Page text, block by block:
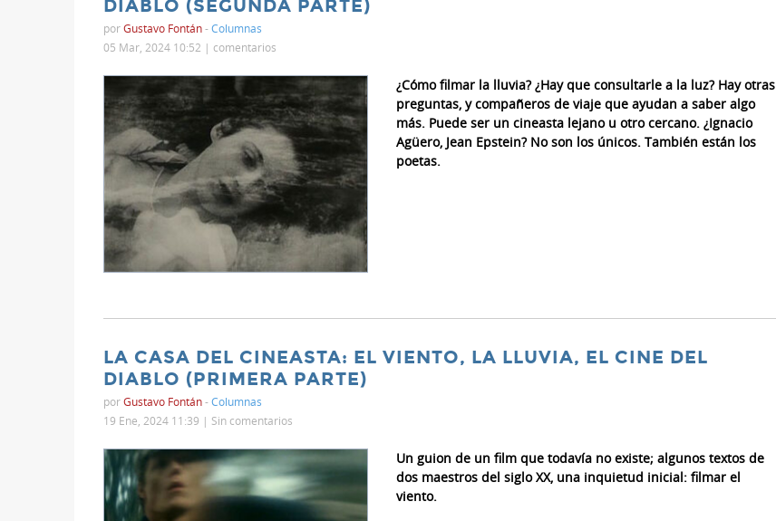
DIABLO (SEGUNDA PARTE)
porGustavo Fontán-Columnas
05 Mar, 2024 10:52 | comentarios
¿Cómo filmar la lluvia? ¿Hay que consultarle a la luz? Hay otras
preguntas, y compañeros de viaje que ayudan a saber algo
más. Puede ser un cineasta lejano u otro cercano. ¿Ignacio
Agüero, Jean Epstein? No son los únicos. También están los
poetas.
LA CASA DEL CINEASTA: EL VIENTO, LA LLUVIA, EL CINE DEL
DIABLO (PRIMERA PARTE)
porGustavo Fontán-Columnas
19 Ene, 2024 11:39 | Sin comentarios
Un guion de un film que todavía no existe; algunos textos de
dos maestros del siglo XX, una inquietud inicial: filmar el
viento.